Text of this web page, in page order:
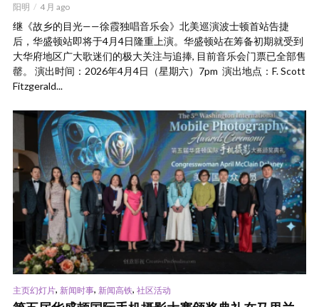
阳明 4 月 ago
继《故乡的目光——徐霞独唱音乐会》北美巡演波士顿首站告捷
后，华盛顿站即将于4月4日隆重上演。华盛顿站在筹备初期就受到
大华府地区广大歌迷们的极大关注与追捧, 目前音乐会门票已全部售
罄。 演出时间：2026年4月4日（星期六）7pm 演出地点：F. Scott
Fitzgerald...
主页幻灯片, 新闻时事, 新闻高铁, 社区活动